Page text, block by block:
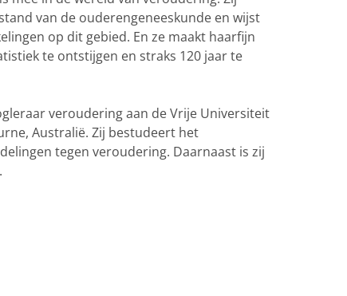
van de ouderengeneeskunde en wijst
op dit gebied. En ze maakt haarfijn
te ontstijgen en straks 120 jaar te
veroudering aan de Vrije Universiteit
Australië. Zij bestudeert het
tegen veroudering. Daarnaast is zij